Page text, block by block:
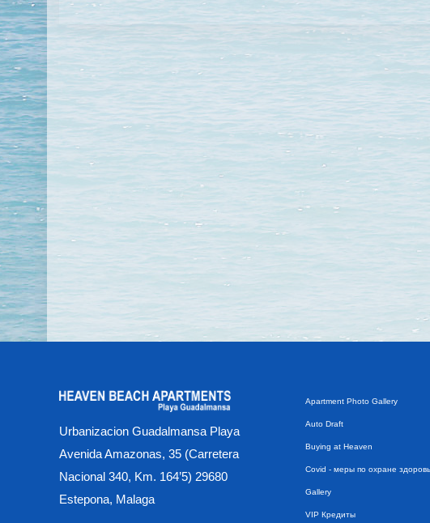
Urbanizacion Guadalmansa Playa
Avenida Amazonas, 35 (Carretera
Nacional 340, Km. 164’5) 29680
Estepona, Malaga
Apartment Photo Gallery
Auto Draft
Buying at Heaven
Covid - меры по охране
Gallery
VIP Кредиты